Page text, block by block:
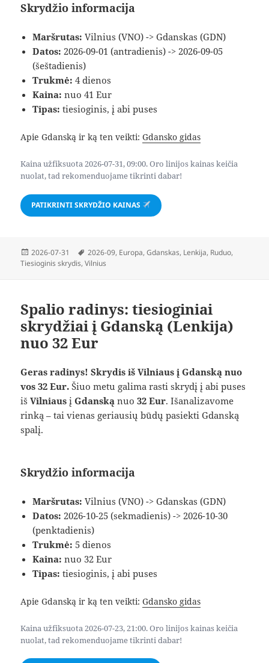
Skrydžio informacija
Maršrutas: Vilnius (VNO) -> Gdanskas (GDN)
Datos: 2026-09-01 (antradienis) -> 2026-09-05
(šeštadienis)
Trukmė: 4 dienos
Kaina: nuo 41 Eur
Tipas: tiesioginis, į abi puses
Apie Gdanską ir ką ten veikti:Gdansko gidas
Kaina užfiksuota 2026-07-31, 09:00. Oro linijos kainas keičia
nuolat, tad rekomenduojame tikrinti dabar!
PATIKRINTI SKRYDŽIO KAINAS
Paskelbta
2026-07-31 Žymos
2026-09, Europa,Gdanskas, Lenkija, Ruduo,
Tiesioginis skrydis,Vilnius
Spalio radinys: tiesioginiai
skrydžiai į Gdanską (Lenkija)
nuo 32 Eur
Geras radinys! Skrydis iš Vilniaus į Gdanską nuo
vos 32 Eur. Šiuo metu galima rasti skrydį į abi puses
išVilniaus įGdanską nuo32 Eur. Išanalizavome
rinką – tai vienas geriausių būdų pasiekti Gdanską
spalį.
Skrydžio informacija
Maršrutas: Vilnius (VNO) -> Gdanskas (GDN)
Datos: 2026-10-25 (sekmadienis) -> 2026-10-30
(penktadienis)
Trukmė: 5 dienos
Kaina: nuo 32 Eur
Tipas: tiesioginis, į abi puses
Apie Gdanską ir ką ten veikti:Gdansko gidas
Kaina užfiksuota 2026-07-23, 21:00. Oro linijos kainas keičia
nuolat, tad rekomenduojame tikrinti dabar!